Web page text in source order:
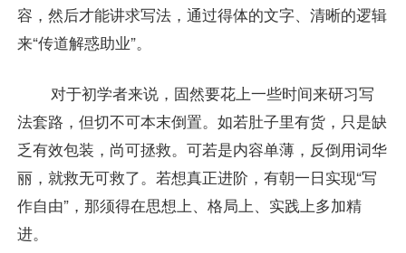
容，然后才能讲求写法，通过得体的文字、清晰的逻辑
来“传道解惑助业”。
对于初学者来说，固然要花上一些时间来研习写
法套路，但切不可本末倒置。如若肚子里有货，只是缺
乏有效包装，尚可拯救。可若是内容单薄，反倒用词华
丽，就救无可救了。若想真正进阶，有朝一日实现“写
作自由”，那须得在思想上、格局上、实践上多加精
进。